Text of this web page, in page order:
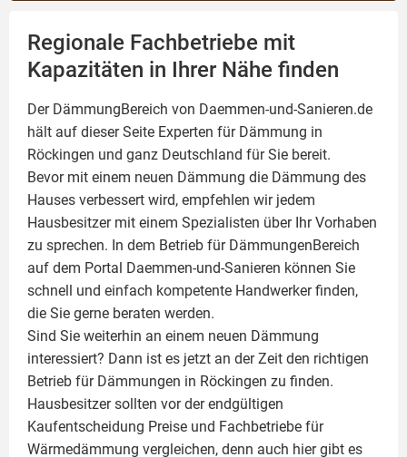
Regionale Fachbetriebe mit
Kapazitäten in Ihrer Nähe finden
Der DämmungBereich von Daemmen-und-Sanieren.de
hält auf dieser Seite Experten für Dämmung in
Röckingen und ganz Deutschland für Sie bereit.
Bevor mit einem neuen Dämmung die Dämmung des
Hauses verbessert wird, empfehlen wir jedem
Hausbesitzer mit einem Spezialisten über Ihr Vorhaben
zu sprechen. In dem Betrieb für DämmungenBereich
auf dem Portal Daemmen-und-Sanieren können Sie
schnell und einfach kompetente Handwerker finden,
die Sie gerne beraten werden.
Sind Sie weiterhin an einem neuen Dämmung
interessiert? Dann ist es jetzt an der Zeit den richtigen
Betrieb für Dämmungen in Röckingen zu finden.
Hausbesitzer sollten vor der endgültigen
Kaufentscheidung Preise und Fachbetriebe für
Wärmedämmung vergleichen, denn auch hier gibt es